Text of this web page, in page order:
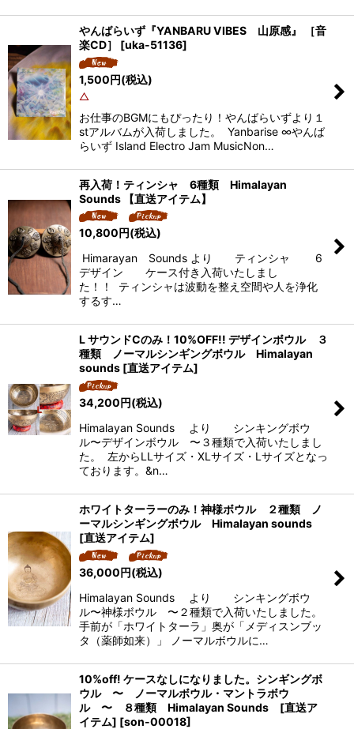
やんばらいず『YANBARU VIBES 山原感』 ［音
楽CD］
[uka-51136]
1,500円(税込)
△
お仕事のBGMにもぴったり！やんばらいずより１
stアルバムが入荷しました。 Yanbarise ∞やんば
らいず Island Electro Jam MusicNon…
再入荷！ティンシャ 6種類 Himalayan
Sounds 【直送アイテム】
10,800 円(税込)
Himarayan Sounds より ティンシャ 6
デザイン ケース付き入荷いたしまし
た！！ ティンシャは波動を整え空間や人を浄化
するす…
L サウンドCのみ！10%OFF!! デザインボウル ３
種類 ノーマルシンギングボウル Himalayan
sounds [直送アイテム]
34,200円(税込)
Himalayan Sounds より シンキングボウ
ル〜デザインボウル 〜３種類で入荷いたしまし
た。 左からLLサイズ・XLサイズ・Lサイズとなっ
ております。&n…
ホワイトターラーのみ！神様ボウル ２種類 ノ
ーマルシンギングボウル Himalayan sounds
[直送アイテム]
36,000円(税込)
Himalayan Sounds より シンキングボウ
ル〜神様ボウル 〜２種類で入荷いたしました。
手前が「ホワイトターラ」奥が「メディスンブッ
タ（薬師如来）」 ノーマルボウルに…
10%off! ケースなしになりました。シンギングボ
ウル 〜 ノーマルボウル・マントラボウ
ル 〜 ８種類 Himalayan Sounds [直送ア
イテム] [son-00018]